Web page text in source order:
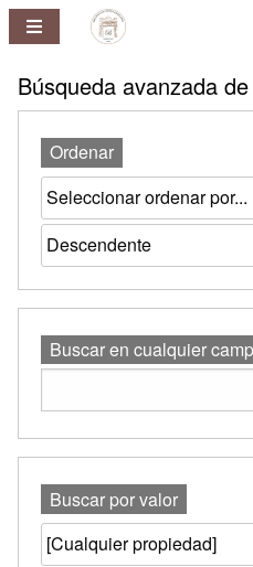
Repositorio
Ney
Ferreira
Búsqueda avanzada
Ordenar
Buscar en cualquier
Buscar por valor